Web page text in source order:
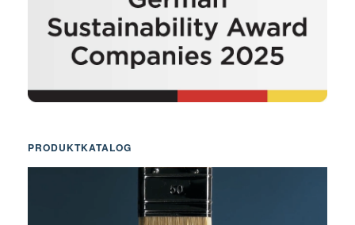
PRODUKTKATALOG